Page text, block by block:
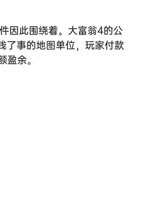
因此围绕着。大富翁4的公
了事的地图单位，玩家付款
余。